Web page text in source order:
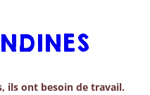
ils ont besoin de travail.